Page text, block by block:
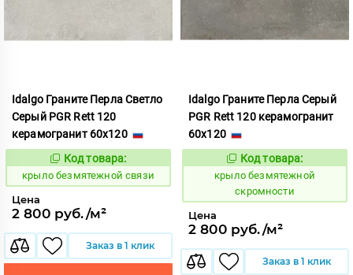
Idalgo Граните Перла Светло
Серый PGR Rett 120
керамогранит 60x120
828711
Код товара:
крыло безмятежной связи
Цена
2 800 руб./м²
Заказ в 1 клик
Idalgo Граните Перла Серый
PGR Rett 120 керамогранит
60x120
828718
Код товара:
крыло безмятежной
скромности
Цена
2 800 руб./м²
Заказ в 1 клик